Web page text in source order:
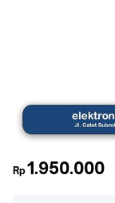
Rp1.950.000